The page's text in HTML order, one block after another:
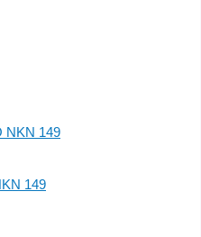
149